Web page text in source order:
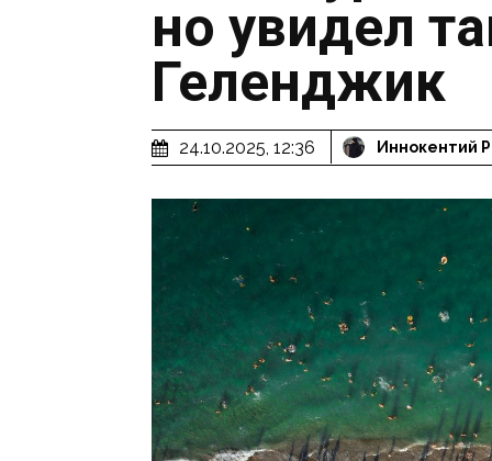
но увидел
Геленджик
24.10.2025, 12:36 Иннокентий